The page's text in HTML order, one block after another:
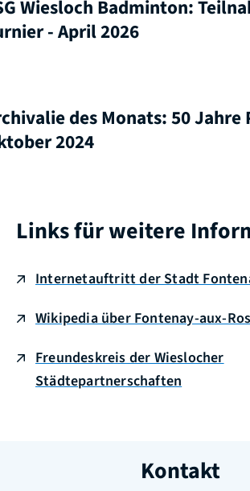
Wiesloch Badminton:
- April 2026
des Monats: 50
2024
Links für weitere
Internetauftritt der Stadt
Wikipedia über Fontenay-aux-
Freundeskreis der Wieslocher
Städtepartnerschaften
Kontakt